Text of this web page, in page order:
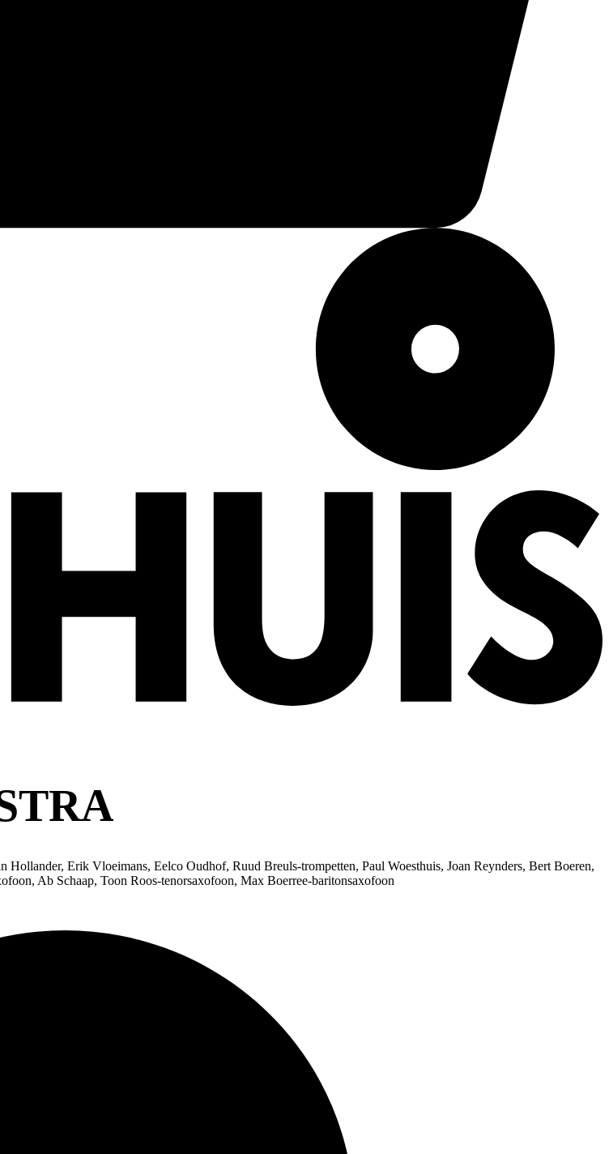
Erik Vloeimans, Eelco Oudhof, Ruud Breuls-trompetten, Paul Woesthuis, Joan Reynders, Bert Boeren,
Ab Schaap, Toon Roos-tenorsaxofoon, Max Boerree-baritonsaxofoon